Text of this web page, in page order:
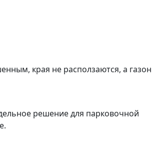
края не расползаются, а газон
решение для парковочной